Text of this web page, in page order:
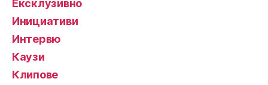
Ексклузивно
Инициативи
Интервю
Каузи
Клипове